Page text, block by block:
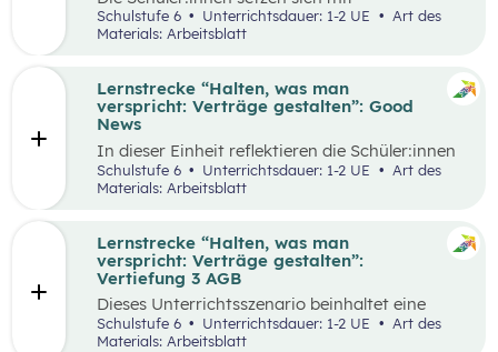
selbstgewählten Aspekten der
Vertragsgestaltung auseinander und drehen
Schulstufe 6 Unterrichtsdauer: 1-2 UE
Art des
Materials: Arbeitsblatt
Lernstrecke “Halten, was man
verspricht: Verträge gestalten”: Good
News
In dieser Einheit reflektieren die Schüler:innen
die Inhalte der Lernstrecke “Halten, was man
verspricht – Verträge gestalten”.
Schulstufe 6 Unterrichtsdauer: 1-2 UE
Materials: Arbeitsblatt
Lernstrecke “Halten, was man
verspricht: Verträge gestalten”:
Vertiefung 3 AGB
Dieses Unterrichtsszenario beinhaltet eine
Gruppenarbeit, bei der sich die Schüler:innen
mit Ausschnitten aus den AGBs von Zalando
Schulstufe 6 Unterrichtsdauer: 1-2 UE
Art des
Materials: Arbeitsblatt